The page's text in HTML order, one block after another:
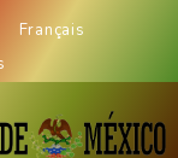
Français